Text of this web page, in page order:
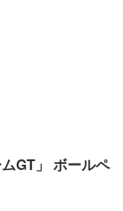
GT」 ボールペ